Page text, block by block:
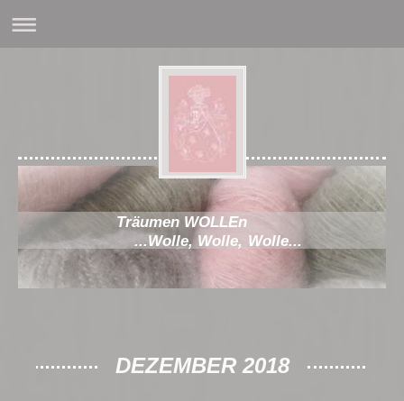
Träumen WOLLEn
...Wolle, Wolle, Wolle...
DEZEMBER 2018